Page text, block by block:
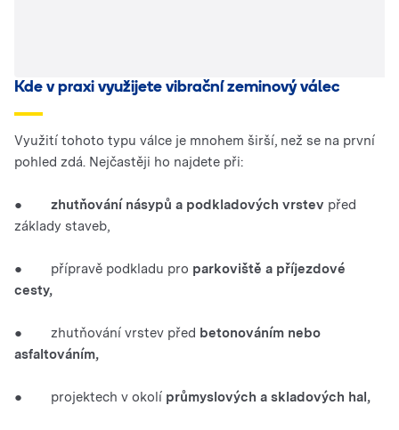
Kde v praxi využijete vibrační zeminový válec
Využití tohoto typu válce je mnohem širší, než se na první
pohled zdá. Nejčastěji ho najdete při:
● zhutňování násypů a podkladových vrstev před
základy staveb,
● přípravě podkladu pro parkoviště a příjezdové
cesty,
● zhutňování vrstev před betonováním nebo
asfaltováním,
● projektech v okolí průmyslových a skladových hal,